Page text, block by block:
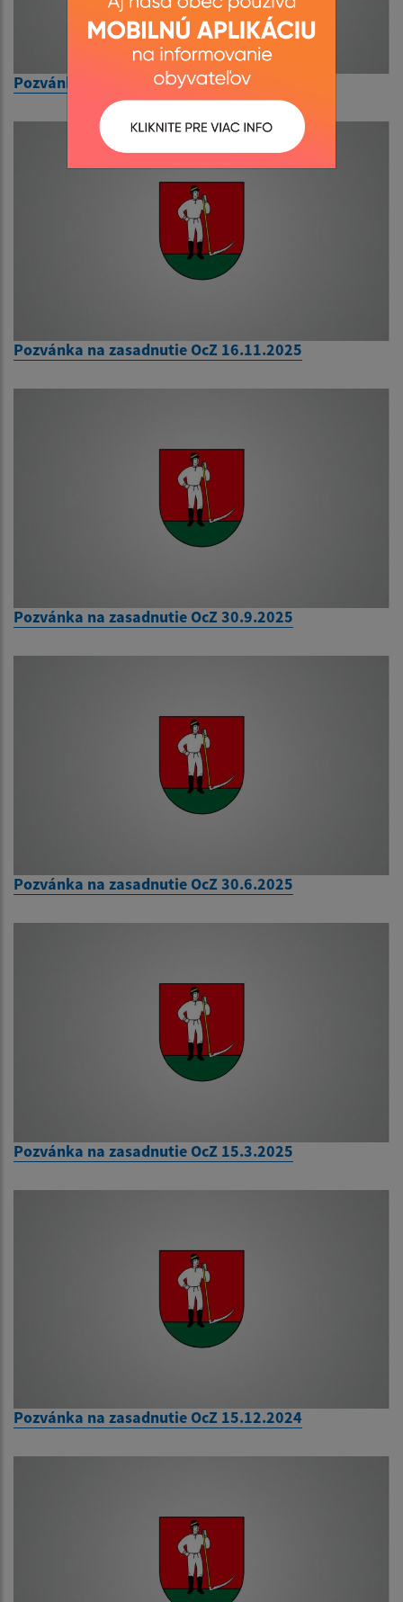
Pozvánka na zasadnutie OcZ 8.6.2026
Pozvánka na zasadnutie OcZ 16.11.2025
Pozvánka na zasadnutie OcZ 30.9.2025
Pozvánka na zasadnutie OcZ 30.6.2025
Pozvánka na zasadnutie OcZ 15.3.2025
Pozvánka na zasadnutie OcZ 15.12.2024